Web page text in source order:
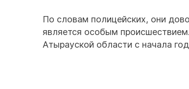
По словам полицейских, они
является особым
Атырауской области с начала